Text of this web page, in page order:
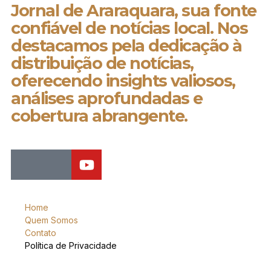
Jornal de Araraquara, sua fonte
confiável de notícias local. Nos
destacamos pela dedicação à
distribuição de notícias,
oferecendo insights valiosos,
análises aprofundadas e
cobertura abrangente.
Home
Quem Somos
Contato
Política de Privacidade